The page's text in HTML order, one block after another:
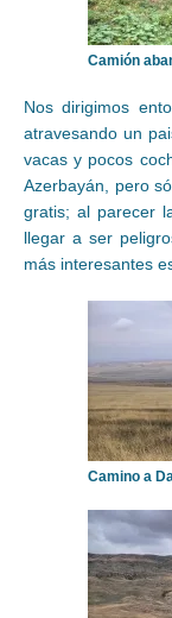
Camión
Nos dirigimos
atravesando un
vacas y pocos
Azerbayán, pero
gratis; al parecer
llegar a ser
más interesantes
Camino a